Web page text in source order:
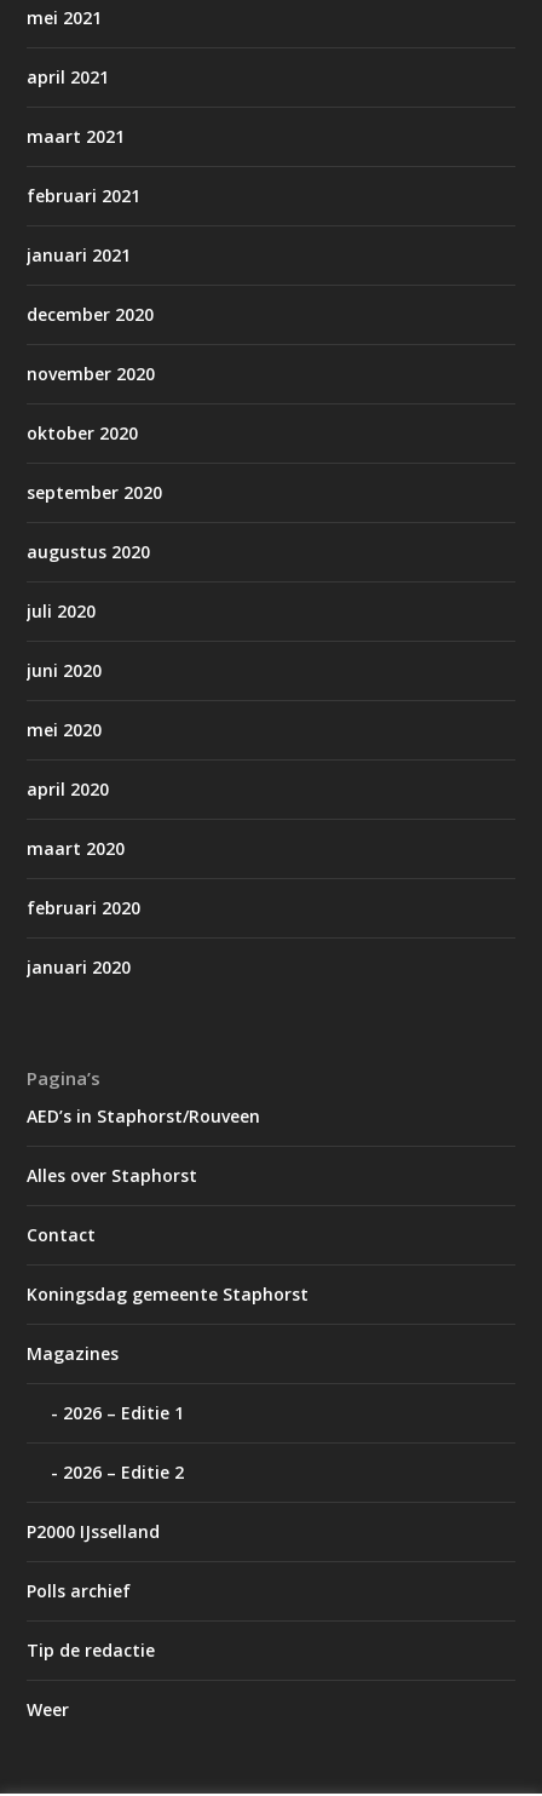
mei 2021
april 2021
maart 2021
februari 2021
januari 2021
december 2020
november 2020
oktober 2020
september 2020
augustus 2020
juli 2020
juni 2020
mei 2020
april 2020
maart 2020
februari 2020
januari 2020
Pagina’s
AED’s in Staphorst/Rouveen
Alles over Staphorst
Contact
Koningsdag gemeente Staphorst
Magazines
2026 – Editie 1
2026 – Editie 2
P2000 IJsselland
Polls archief
Tip de redactie
Weer